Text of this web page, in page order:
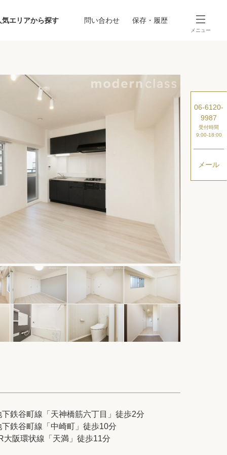
気エリアから探す 問い合わせ 保存・履歴
メニュー
ら探す 駅・路線から探す
modern classについて
下鉄谷町線「天神橋筋六丁目」徒歩2分
下鉄谷町線「中崎町」徒歩10分
大阪環状線「天満」徒歩11分
06-6120-
9987
受付時間
9:00-18:00
メール